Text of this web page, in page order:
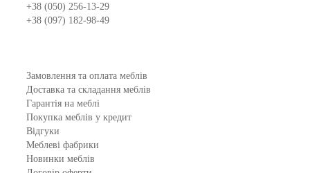
+38 (050) 256-13-29
+38 (097) 182-98-49
Замовлення та оплата меблів
Доставка та складання меблів
Гарантія на меблі
Покупка меблів у кредит
Відгуки
Меблеві фабрики
Новинки меблів